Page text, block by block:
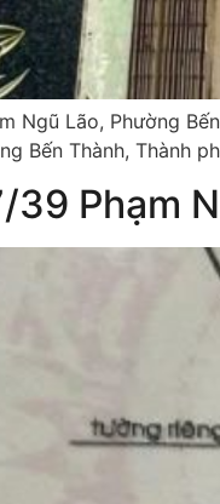
Ngũ Lão, Phường
Bến Thành, Thành
Phạm